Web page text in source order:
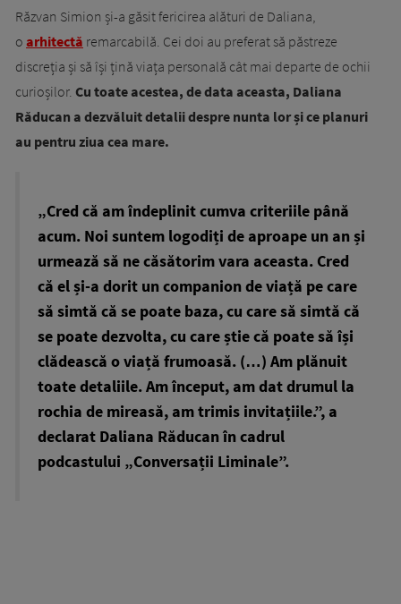
Răzvan Simion și-a găsit fericirea alături de Daliana,
o arhitectă remarcabilă. Cei doi au preferat să păstreze
discreția și să își țină viața personală cât mai departe de ochii
curioșilor. Cu toate acestea, de data aceasta, Daliana
Răducan a dezvăluit detalii despre nunta lor și ce planuri
au pentru ziua cea mare.
„Cred că am îndeplinit cumva criteriile până
acum. Noi suntem logodiți de aproape un an și
urmează să ne căsătorim vara aceasta. Cred
că el și-a dorit un companion de viață pe care
să simtă că se poate baza, cu care să simtă că
se poate dezvolta, cu care știe că poate să își
clădească o viață frumoasă. (…) Am plănuit
toate detaliile. Am început, am dat drumul la
rochia de mireasă, am trimis invitațiile.”, a
declarat Daliana Răducan în cadrul
podcastului „Conversații Liminale”.